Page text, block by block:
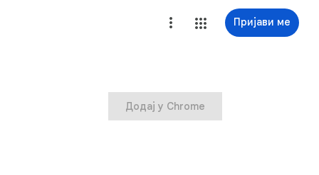
Пријави ме
Додај у Chrome